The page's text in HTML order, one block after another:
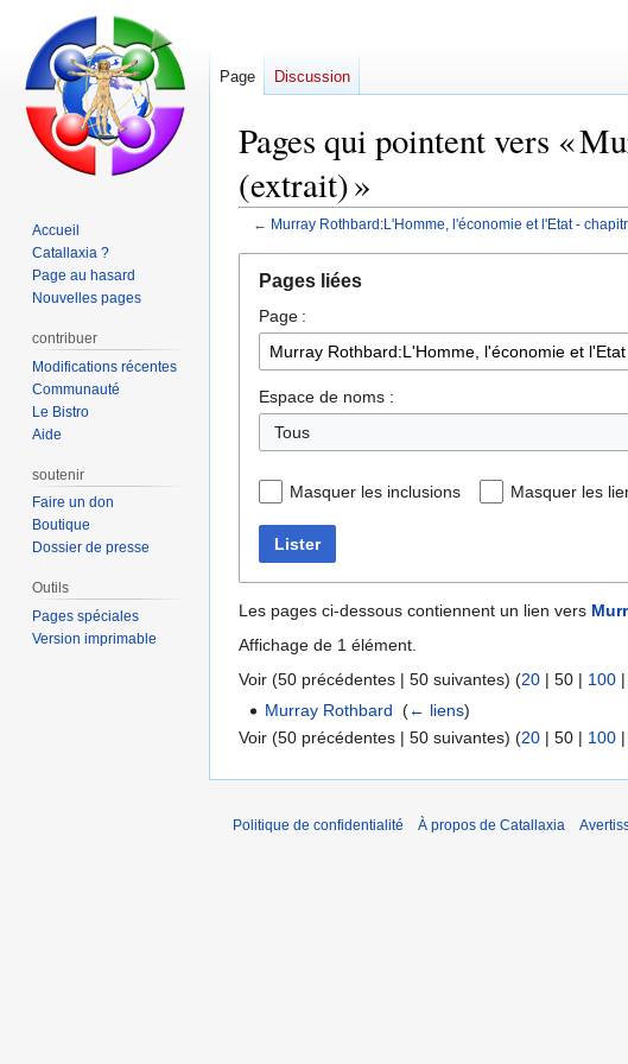
Pages qui pointent vers «
(extrait) »
← Murray Rothbard:L'Homme, l'économie et l'Etat -
navigation
recherche
Pages liées
Page :
Espace de noms :
Tous
Masquer les inclusions Masquer les
Lister
Les pages ci-dessous contiennent un lien vers
Affichage de 1 élément.
Voir (50 précédentes | 50 suivantes) (20 | 50 | 100 |
Murray Rothbard ‎(← liens)
Voir (50 précédentes | 50 suivantes) (20 | 50 | 100 |
Page Discussion
Accueil
Catallaxia ?
Page au hasard
Nouvelles pages
contribuer
Modifications récentes
Communauté
Le Bistro
Aide
soutenir
Faire un don
Boutique
Dossier de presse
Outils
Pages spéciales
Version imprimable
Politique de confidentialité À propos de Catallaxia